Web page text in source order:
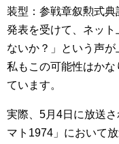
装型：参戦章叙勲式
発表を受けて、ネッ
ないか？」という声が
私もこの可能性はか
ています。
実際、5月4日に放送
マト1974」において